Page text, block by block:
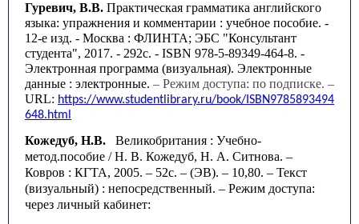
Гуревич, В.В. Практическая грамматика английского
языка: упражнения и комментарии : учебное пособие. -
12-е изд. - Москва : ФЛИНТА; ЭБС "Консультант
студента", 2017. - 292с. - ISBN 978-5-89349-464-8. -
Электронная программа (визуальная). Электронные
данные : электронные. – Режим доступа: по подписке. –
URL: https://www.studentlibrary.ru/book/ISBN9785893494
648.html
Кожедуб, Н.В. Великобритания : Учебно-
метод.пособие / Н. В. Кожедуб, Н. А. Ситнова. –
Ковров : КГТА, 2005. – 52с. – (ЭВ). – 10,80. – Текст
(визуальный) : непосредственный. – Режим доступа:
через личный кабинет: